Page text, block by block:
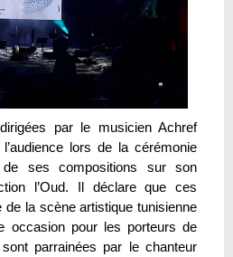
par le musicien Achref
lors de la cérémonie
de ses compositions sur son
l’Oud. Il déclare que ces
de la scène artistique tunisienne
occasion pour les porteurs de
parrainées par le chanteur